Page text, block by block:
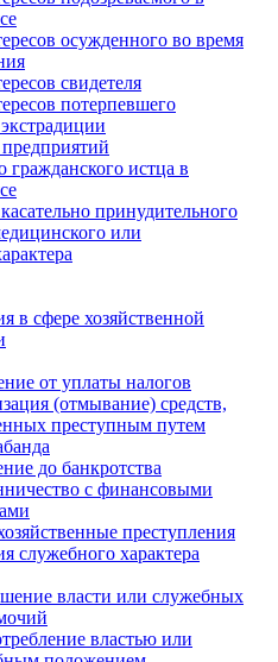
осужденного во время
свидетеля
потерпевшего
гражданского истца в
принудительного
или
в сфере хозяйственной
от уплаты налогов
(отмывание) средств,
преступным путем
до банкротства
с финансовыми
преступления
служебного характера
власти или служебных
властью или